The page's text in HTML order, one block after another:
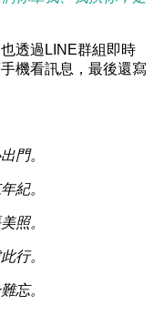
透過LINE群組即時
機看訊息，最後還寫
門。
紀。
照。
行。
忘。